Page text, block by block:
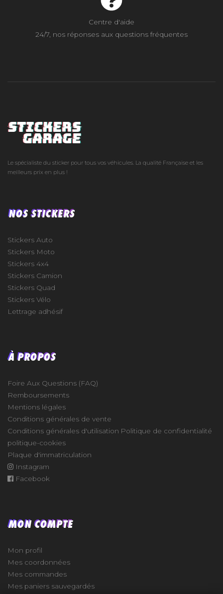
Centre d'aide
24/7, nos réponses aux questions fréquentes
Le spécialiste du sticker pour tous vos véhicules. La qualité Française et les
meilleurs prix en plus !
NOS STICKERS
Stickers Auto
Stickers Moto
Stickers 4x4
Stickers Camion
Stickers Quad
Stickers Vélo
Lettrage adhésif
À PROPOS
Foire Aux Questions (FAQ)
Remboursements
Mentions légales
Conditions générales de vente
Conditions générales d'utilisation Politique de confidentialité
politique-cookies
Plaque d'immatriculation
Instagram
Facebook
MON COMPTE
Mon profil
Mes coordonnées
Mes commandes
Mes paniers sauvegardés